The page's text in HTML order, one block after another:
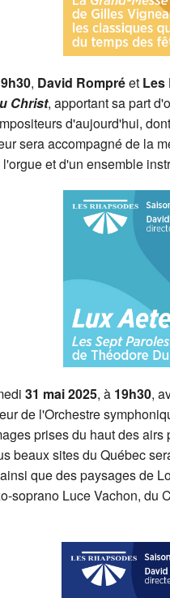
, David Rompréet Les
Christ, apportant sa part
d'aujourd'hui,
sera accompagné de la
et d'un ensemble
31 mai 2025, à 19h30,
de l'Orchestre
prises du haut des airs
beaux sites du Québec
que des paysages de
soprano Luce Vachon,